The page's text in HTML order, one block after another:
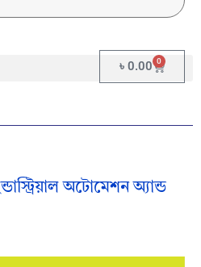
৳ 0.00 0
অটোমেশন অ্যান্ড